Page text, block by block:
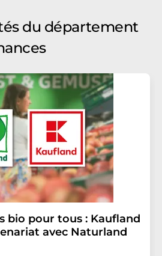
du département
bio pour tous : Kaufland
avec Naturland